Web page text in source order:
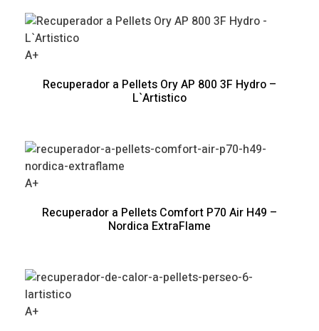
A+
Recuperador a Pellets Ory AP 800 3F Hydro –
L`Artistico
A+
Recuperador a Pellets Comfort P70 Air H49 –
Nordica ExtraFlame
A+